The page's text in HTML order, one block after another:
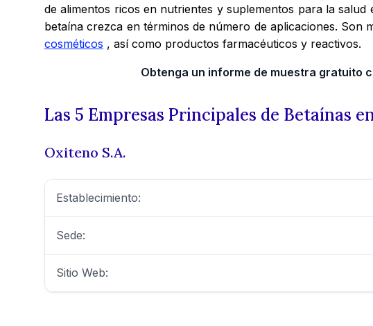
de alimentos ricos en nutrientes y suplementos para la
betaína crezca en términos de número de aplicaciones. Son
cosméticos , así como productos farmacéuticos y reactivos.
Obtenga un informe de muestra gratuito
Las 5 Empresas Principales de Betaínas
Oxiteno S.A.
Establecimiento:
Sede:
Sitio Web: